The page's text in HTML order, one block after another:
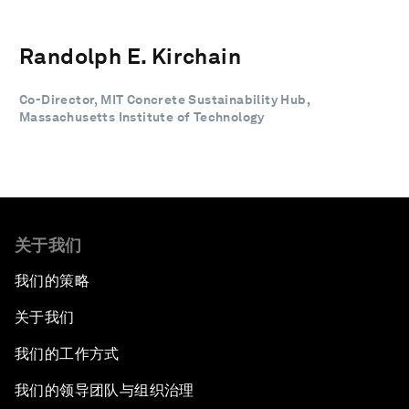
Randolph E. Kirchain
Co-Director, MIT Concrete Sustainability Hub,
Massachusetts Institute of Technology
关于我们
我们的策略
关于我们
我们的工作方式
我们的领导团队与组织治理